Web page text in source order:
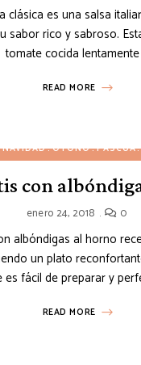
clásica es una salsa
sabor rico y sabroso.
tomate cocida
READ MORE
NAVIDAD OTOÑO PASCUA
con
enero 24, 2018 0
albóndigas al horno
un plato
es fácil de preparar y
READ MORE